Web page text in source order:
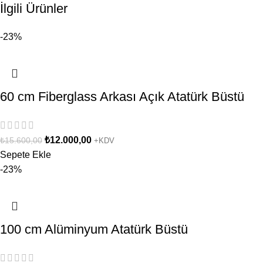
İlgili Ürünler
-23%
60 cm Fiberglass Arkası Açık Atatürk Büstü
₺15.600,00 ₺12.000,00 +KDV
Sepete Ekle
-23%
100 cm Alüminyum Atatürk Büstü